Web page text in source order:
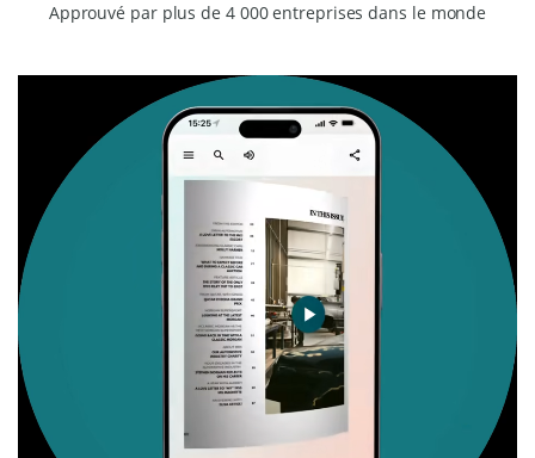
Approuvé par plus de 4 000 entreprises dans le monde